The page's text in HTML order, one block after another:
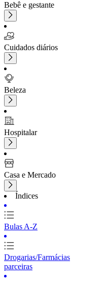
Bebê e gestante
Cuidados diários
Beleza
Hospitalar
Casa e Mercado
Índices
Bulas A-Z
Drogarias/Farmácias
parceiras